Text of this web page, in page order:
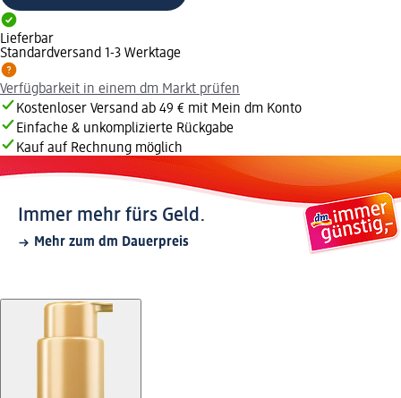
Lieferbar
Standardversand 1-3 Werktage
Verfügbarkeit in einem dm Markt prüfen
Kostenloser Versand ab 49 € mit Mein dm Konto
Einfache & unkomplizierte Rückgabe
Kauf auf Rechnung möglich
Immer mehr fürs Geld.
Mehr zum dm Dauerpreis